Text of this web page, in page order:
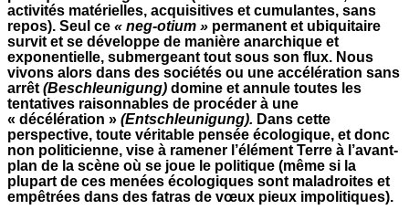
activités matérielles, acquisitives et cumulantes, sans
repos). Seul ce« neg-otium » permanent et ubiquitaire
survit et se développe de manière anarchique et
exponentielle, submergeant tout sous son flux. Nous
vivons alors dans des sociétés ou une accélération sans
arrêt(Beschleunigung) domine et annule toutes les
tentatives raisonnables de procéder à une
« décélération »(Entschleunigung). Dans cette
perspective, toute véritable pensée écologique, et donc
non politicienne, vise à ramener l’élément Terre à l’avant-
plan de la scène où se joue le politique (même si la
plupart de ces menées écologiques sont maladroites et
empêtrées dans des fatras de vœux pieux impolitiques).